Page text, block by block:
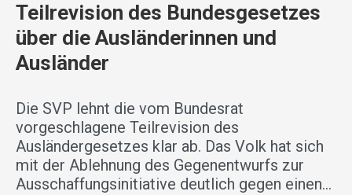
Teilrevision des Bundesgesetzes
über die Ausländerinnen und
Ausländer
Die SVP lehnt die vom Bundesrat
vorgeschlagene Teilrevision des
Ausländergesetzes klar ab. Das Volk hat sich
mit der Ablehnung des Gegenentwurfs zur
Ausschaffungsinitiative deutlich gegen einen…